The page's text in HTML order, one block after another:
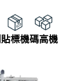
貼標機碼高機